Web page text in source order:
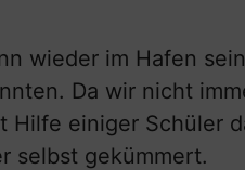
wieder im Hafen
Da wir nicht
Hilfe einiger Schüler
selbst gekümmert.